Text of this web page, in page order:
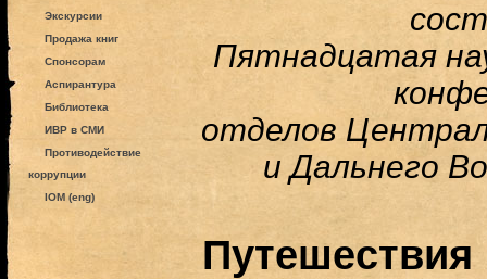
Экскурсии
Продажа книг
Спонсорам
Аспирантура
Библиотека
ИВР в СМИ
Противодействие
коррупции
IOM (eng)
Пятнадцатая
отделов
и Дальнего
Путешествия